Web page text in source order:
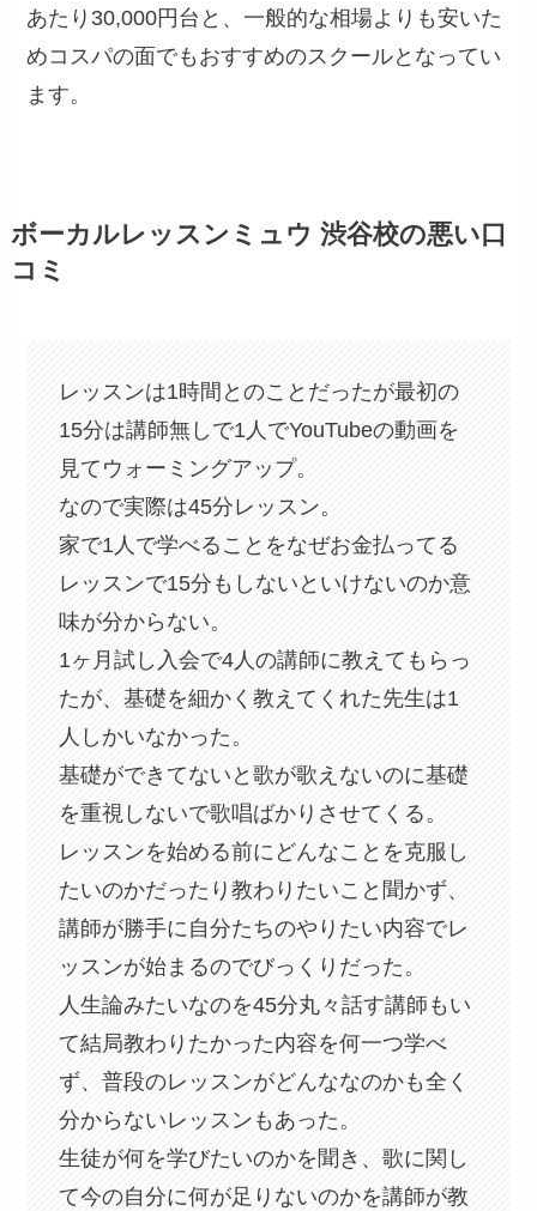
あたり30,000円台と、一般的な相場よりも安いた
めコスパの面でもおすすめのスクールとなってい
ます。
ボーカルレッスンミュウ 渋谷校の悪い口
コミ
レッスンは1時間とのことだったが最初の
15分は講師無しで1人でYouTubeの動画を
見てウォーミングアップ。
なので実際は45分レッスン。
家で1人で学べることをなぜお金払ってる
レッスンで15分もしないといけないのか意
味が分からない。
1ヶ月試し入会で4人の講師に教えてもらっ
たが、基礎を細かく教えてくれた先生は1
人しかいなかった。
基礎ができてないと歌が歌えないのに基礎
を重視しないで歌唱ばかりさせてくる。
レッスンを始める前にどんなことを克服し
たいのかだったり教わりたいこと聞かず、
講師が勝手に自分たちのやりたい内容でレ
ッスンが始まるのでびっくりだった。
人生論みたいなのを45分丸々話す講師もい
て結局教わりたかった内容を何一つ学べ
ず、普段のレッスンがどんななのかも全く
分からないレッスンもあった。
生徒が何を学びたいのかを聞き、歌に関し
て今の自分に何が足りないのかを講師が教